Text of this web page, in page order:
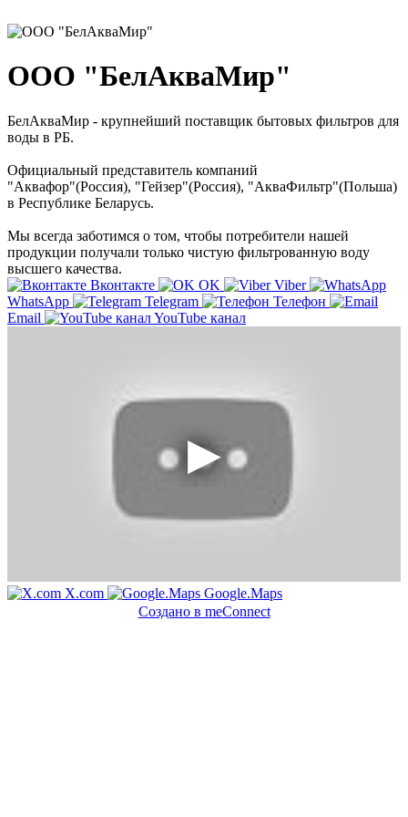
ООО "БелАкваМир"
БелАкваМир - крупнейший поставщик бытовых фильтров для
воды в РБ.
Официальный представитель компаний
"Аквафор"(Россия), "Гейзер"(Россия), "АкваФильтр"(Польша)
в Республике Беларусь.
Мы всегда заботимся о том, чтобы потребители нашей
продукции получали только чистую фильтрованную воду
высшего качества.
Вконтакте
OK
Viber
WhatsApp
Telegram
Телефон
Email
YouTube канал
X.com
Google.Maps
Создано в meConnect